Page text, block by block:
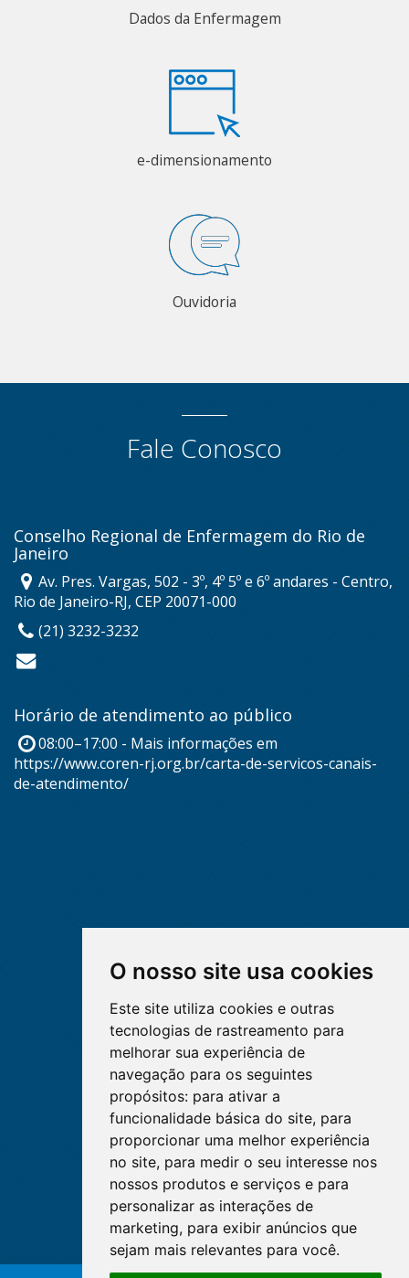
O nosso site usa cookies
Este site utiliza cookies e outras
tecnologias de rastreamento para
melhorar sua experiência de
navegação para os seguintes
propósitos: para ativar a
funcionalidade básica do site, para
proporcionar uma melhor experiência
no site, para medir o seu interesse nos
nossos produtos e serviços e para
personalizar as interações de
marketing, para exibir anúncios que
sejam mais relevantes para você.
Dados da Enfermagem
e-dimensionamento
Ouvidoria
Fale Conosco
Conselho Regional de Enfermagem do Rio de
Janeiro
Av. Pres. Vargas, 502 - 3º, 4º 5º e 6º andares - Centro,
Rio de Janeiro-RJ, CEP 20071-000
(21) 3232-3232
Horário de atendimento ao público
08:00–17:00 - Mais informações em
https://www.coren-rj.org.br/carta-de-servicos-canais-
de-atendimento/